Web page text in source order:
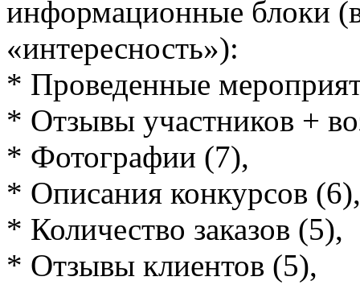
информационные блоки (в
«интересность»):
* Проведенные
* Отзывы участников +
* Фотографии (7),
* Описания конкурсов (6),
* Количество заказов (5),
* Отзывы клиентов (5),